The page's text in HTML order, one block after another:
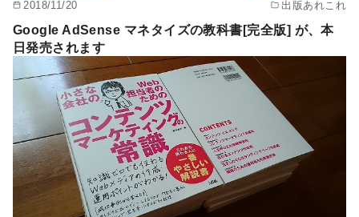
2018/11/20 出版あれこれ
Google AdSense マネタイズの教科書[完全版] が、本
日発売されます